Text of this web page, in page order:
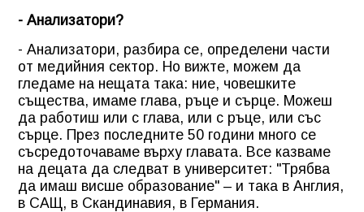
- Анализатори?
- Анализатори, разбира се, определени части
от медийния сектор. Но вижте, можем да
гледаме на нещата така: ние, човешките
същества, имаме глава, ръце и сърце. Можеш
да работиш или с глава, или с ръце, или със
сърце. През последните 50 години много се
съсредоточаваме върху главата. Все казваме
на децата да следват в университет: "Трябва
да имаш висше образование" – и така в Англия,
в САЩ, в Скандинавия, в Германия.